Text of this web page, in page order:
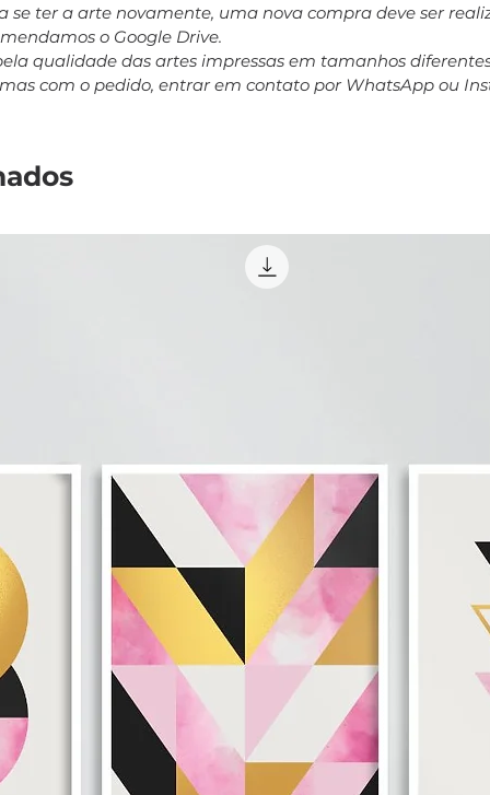
ter a arte novamente, uma nova compra deve ser
o Google Drive.
qualidade das artes impressas em tamanhos
com o pedido, entrar em contato por WhatsApp ou